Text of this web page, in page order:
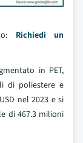
Richiedi un
in PET,
di poliestere e
nel 2023 e si
di 467.3 milioni